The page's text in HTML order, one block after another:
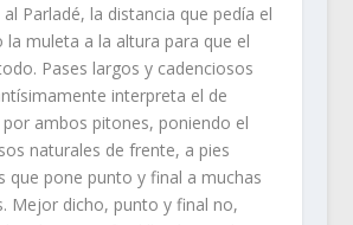
Parladé, la distancia que pedía el
muleta a la altura para que el
Pases largos y cadenciosos
interpreta el de
ambos pitones, poniendo el
naturales de frente, a pies
que pone punto y final a muchas
Mejor dicho, punto y final no,